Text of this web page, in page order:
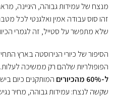
מנצח של עמידות גבוהה, היגיינה,
זהו סוס עבודה אמין ואלגנטי לכל
שלא מתפשר על סטייל, זה לגמרי
הפופולריות שלהם רק ממשיכה
ל-60% מהכיורים
המותקנים כיום
שקשה לנצח: עמידות גבוהה, מחיר